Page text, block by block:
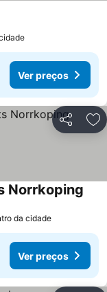
Ver preços
Partilhar
Norrkoping
da cidade
Ver preços